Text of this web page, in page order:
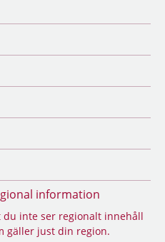
information
inte ser regionalt innehåll
gäller just din region.